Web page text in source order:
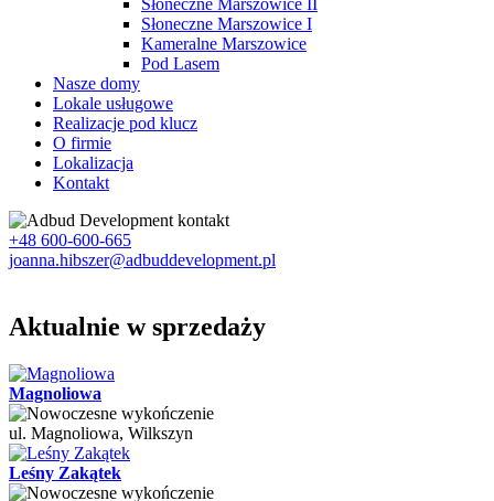
Słoneczne Marszowice II
Słoneczne Marszowice I
Kameralne Marszowice
Pod Lasem
Nasze domy
Lokale usługowe
Realizacje pod klucz
O firmie
Lokalizacja
Kontakt
+48 600-600-665
joanna.hibszer@adbuddevelopment.pl
Aktualnie w sprzedaży
Magnoliowa
ul. Magnoliowa, Wilkszyn
Leśny Zakątek